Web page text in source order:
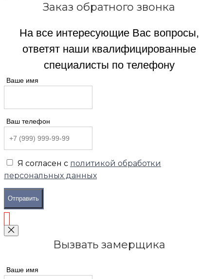
Заказ обратного звонка
На все интересующие Вас вопросы,
ответят наши квалифицированные
специалисты по телефону
Ваше имя
Ваш телефон
Я согласен с политикой обработки
персональных данных
Отправить
Вызвать замерщика
Ваше имя